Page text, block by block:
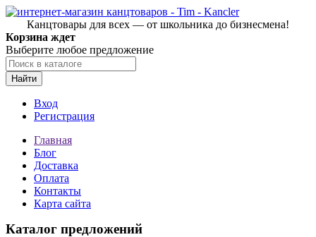
Канцтовары для всех — от школьника до бизнесмена!
Корзина ждет
Выберите любое предложение
Найти
Вход
Регистрация
Главная
Блог
Доставка
Оплата
Контакты
Карта сайта
Каталог предложений